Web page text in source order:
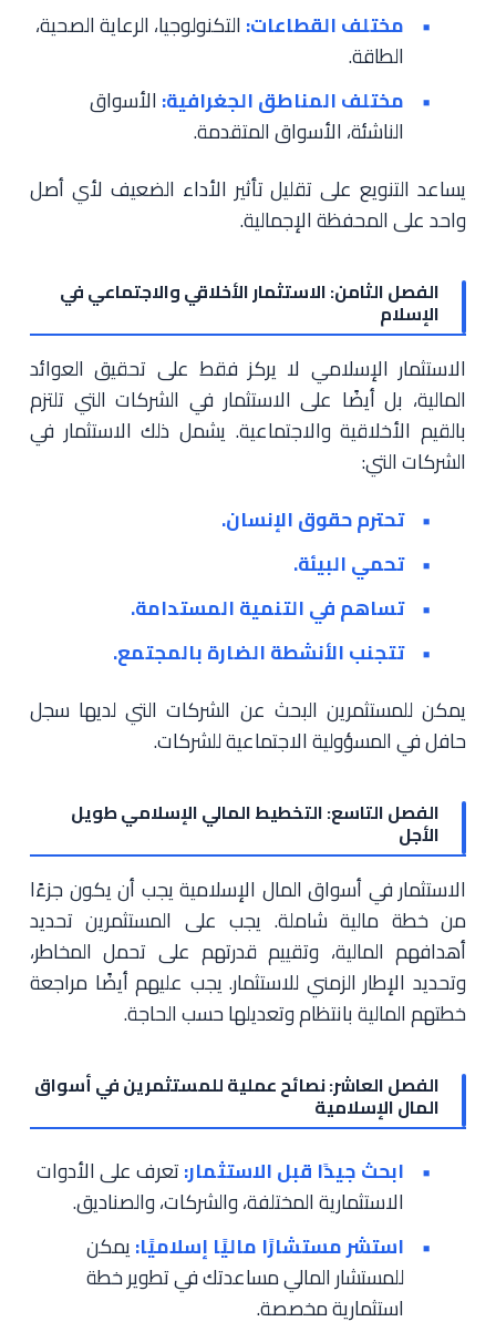
مختلف القطاعات: التكنولوجيا، الرعاية الصحية،
الطاقة.
مختلف المناطق الجغرافية: الأسواق
الناشئة، الأسواق المتقدمة.
يساعد التنويع على تقليل تأثير الأداء الضعيف لأي أصل
واحد على المحفظة الإجمالية.
الفصل الثامن: الاستثمار الأخلاقي والاجتماعي في
الإسلام
الاستثمار الإسلامي لا يركز فقط على تحقيق العوائد
المالية، بل أيضًا على الاستثمار في الشركات التي تلتزم
بالقيم الأخلاقية والاجتماعية. يشمل ذلك الاستثمار في
الشركات التي:
تحترم حقوق الإنسان.
تحمي البيئة.
تساهم في التنمية المستدامة.
تتجنب الأنشطة الضارة بالمجتمع.
يمكن للمستثمرين البحث عن الشركات التي لديها سجل
حافل في المسؤولية الاجتماعية للشركات.
الفصل التاسع: التخطيط المالي الإسلامي طويل
الأجل
الاستثمار في أسواق المال الإسلامية يجب أن يكون جزءًا
من خطة مالية شاملة. يجب على المستثمرين تحديد
أهدافهم المالية، وتقييم قدرتهم على تحمل المخاطر،
وتحديد الإطار الزمني للاستثمار. يجب عليهم أيضًا مراجعة
خطتهم المالية بانتظام وتعديلها حسب الحاجة.
الفصل العاشر: نصائح عملية للمستثمرين في أسواق
المال الإسلامية
ابحث جيدًا قبل الاستثمار:تعرف على الأدوات
الاستثمارية المختلفة، والشركات، والصناديق.
استشر مستشارًا ماليًا إسلاميًا:يمكن
للمستشار المالي مساعدتك في تطوير خطة
استثمارية مخصصة.